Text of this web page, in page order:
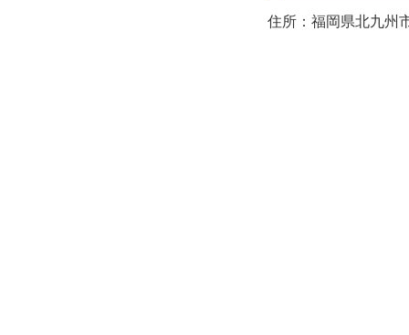
住所：福岡県北九州